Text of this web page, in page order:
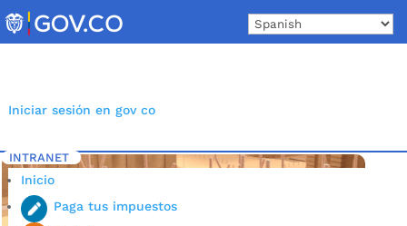
to
content
Iniciar sesión en gov co
INTRANET
Inicio
Paga tus impuestos
Inicio 5 Etiqueta: Parque Centenario